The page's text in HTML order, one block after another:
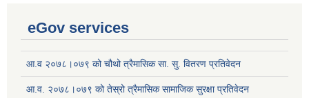
eGov services
आ.व २०७८।०७९ को चौथो त्रैमासिक सा. सु. वितरण प्रतिवेदन
आ.व. २०७८।०७९ को तेस्रो त्रैमासिक सामाजिक सुरक्षा प्रतिवेदन